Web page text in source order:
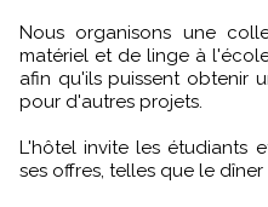
Nous organisons une
matériel et de linge à
afin qu'ils puissent obtenir
pour d'autres projets.
L'hôtel invite les étudiants
ses offres, telles que le dîner